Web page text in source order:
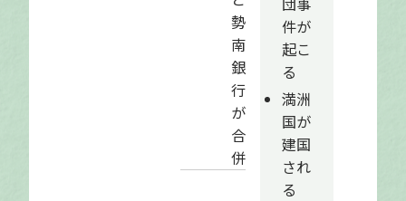
勢
南
銀
行
が
合
併
件が
起こ
る
満洲
国が
建国
され
る